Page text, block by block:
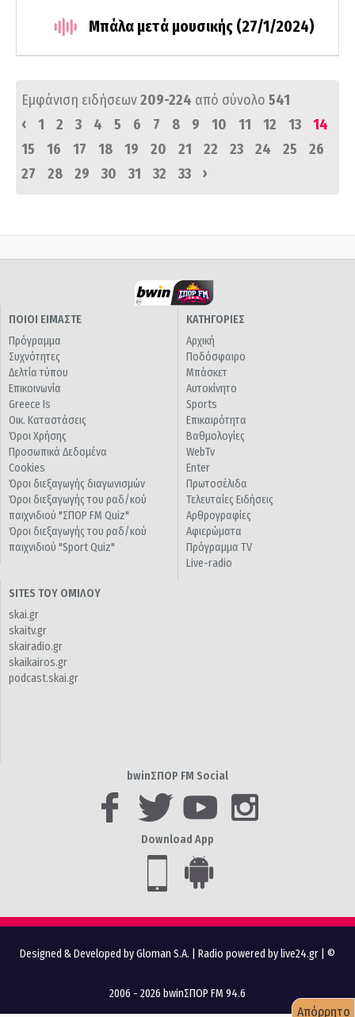
Μπάλα μετά μουσικής (27/1/2024)
Εμφάνιση ειδήσεων209-224 από σύνολο 541
‹
1 2 3 4 5 6 7 8 9 10 11 12 13
14
15
16 17 18 19 20 21 22 23 24 25
26
27
28 29 30 31 32 33 ›
ΠΟΙΟΙ ΕΙΜΑΣΤΕ
Πρόγραμμα
Συχνότητες
Δελτία τύπου
Επικοινωνία
Greece Is
Οικ. Καταστάσεις
Όροι Χρήσης
Προσωπικά Δεδομένα
Cookies
Όροι διεξαγωγής διαγωνισμών
Όροι διεξαγωγής του ραδ/κού
παιχνιδιού "ΣΠΟΡ FM Quiz"
Όροι διεξαγωγής του ραδ/κού
παιχνιδιού "Sport Quiz"
ΚΑΤΗΓΟΡΙΕΣ
Αρχική
Ποδόσφαιρο
Μπάσκετ
Αυτοκίνητο
Sports
Επικαιρότητα
Βαθμολογίες
WebTv
Enter
Πρωτοσέλιδα
Τελευταίες Ειδήσεις
Αρθρογραφίες
Αφιερώματα
Πρόγραμμα TV
Live-radio
SITES ΤΟΥ ΟΜΙΛΟΥ
skai.gr
skaitv.gr
skairadio.gr
skaikairos.gr
podcast.skai.gr
bwinΣΠΟΡ FM Social
Download App
Designed & Developed by Gloman S.A. Radio powered by live24.gr | ©
2006 - 2026 bwinΣΠΟΡ FM 94.6
Απόρρητο